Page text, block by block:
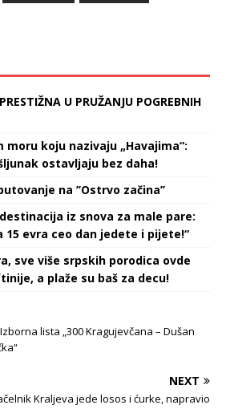
U PRUŽANJU POGREBNIH
moru koju nazivaju „Havajima“:
ostavljaju bez daha!
na ’’Ostrvo začina’’
destinacija iz snova za male pare:
15 evra ceo dan jedete i pijete!“
sve više srpskih porodica ovde
a plaže su baš za decu!
lista „300 Kragujevčana – Dušan
NEXT
Kraljeva jede losos i ćurke, napravio